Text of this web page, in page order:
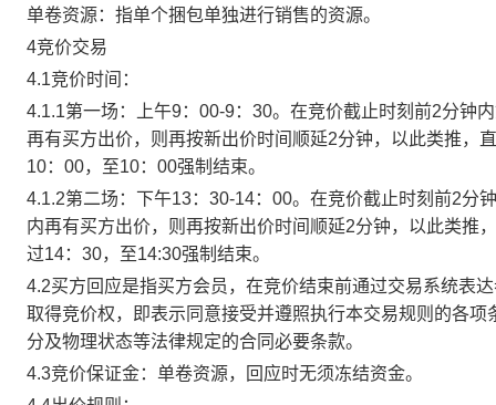
单卷资源：指单个捆包单独进行销售的资源。
4竞价交易
4.1竞价时间：
4.1.1第一场：上午9：00-9：30。在竞价截止时刻前2分钟
再有买方出价，则再按新出价时间顺延2分钟，以此类推，
10：00，至10：00强制结束。
4.1.2第二场：下午13：30-14：00。在竞价截止时刻前2分
内再有买方出价，则再按新出价时间顺延2分钟，以此类推
过14：30，至14:30强制结束。
4.2买方回应是指买方会员，在竞价结束前通过交易系统表
取得竞价权，即表示同意接受并遵照执行本交易规则的各
分及物理状态等法律规定的合同必要条款。
4.3竞价保证金：单卷资源，回应时无须冻结资金。